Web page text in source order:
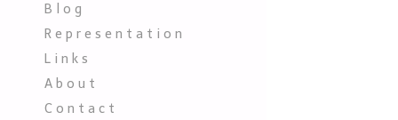
B l o g
R e p r e s e n t a t i o n
L i n k s
A b o u t
C o n t a c t